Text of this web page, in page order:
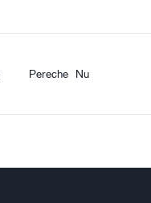
Pereche Nu